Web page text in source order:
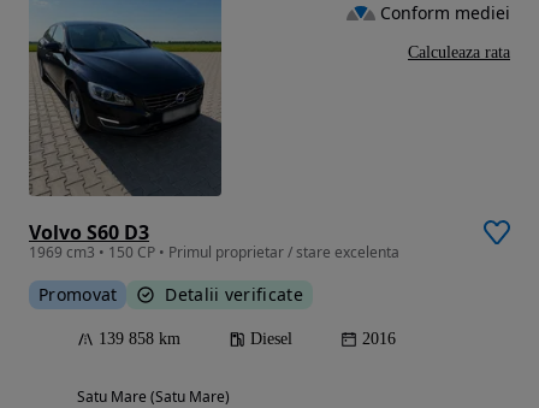
Volvo S60 D3
1969 cm3 • 150 CP • Primul proprietar / stare excelenta
Promovat Detalii verificate
139 858 km Diesel 2016
Satu Mare (Satu Mare)
Conform mediei
Calculeaza rata